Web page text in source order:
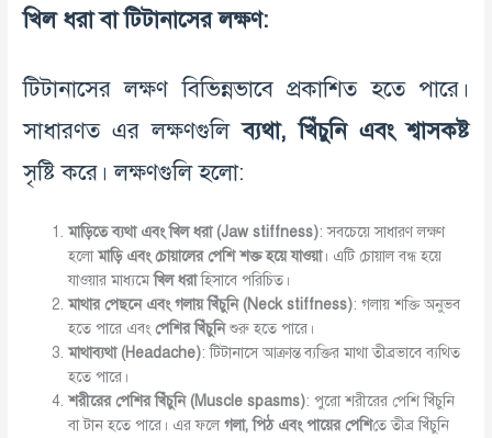
খিল ধরা বা টিটানাসের লক্ষণ:
টিটানাসের লক্ষণ বিভিন্নভাবে প্রকাশিত হতে পারে।
সাধারণত এর লক্ষণগুলিব্যথা,খিঁচুনি এবং শ্বাসকষ্ট
সৃষ্টি করে। লক্ষণগুলি হলো:
মাড়িতে ব্যথা এবং খিল ধরা(Jaw stiffness): সবচেয়ে সাধারণ লক্ষণ
হলোমাড়ি এবং চোয়ালের পেশি শক্ত হয়ে যাওয়া। এটি চোয়াল বন্ধ হয়ে
যাওয়ার মাধ্যমেখিল ধরাহিসাবে পরিচিত।
মাথার পেছনে এবং গলায় খিঁচুনি(Neck stiffness): গলায় শক্তি অনুভব
হতে পারে এবংপেশির খিঁচুনিশুরু হতে পারে।
মাথাব্যথা(Headache): টিটানাসে আক্রান্ত ব্যক্তির মাথা তীব্রভাবে ব্যথিত
হতে পারে।
শরীরের পেশির খিঁচুনি(Muscle spasms): পুরো শরীরের পেশি খিঁচুনি
বা টান হতে পারে। এর ফলেগলা,পিঠ এবং পায়ের পেশিতে তীব্র খিঁচুনি